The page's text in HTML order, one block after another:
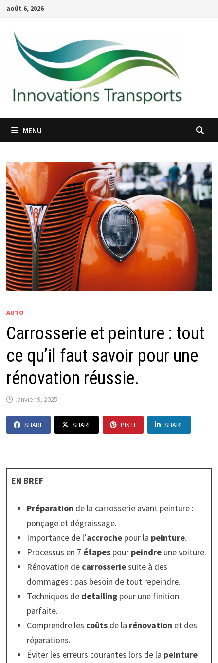
Passer
contenu
août 6, 2026
MENU
AUTO
Carrosserie et peinture : tout
ce qu’il faut savoir pour une
rénovation réussie.
janvier 9, 2025
SHARE SHARE PIN IT SHARE
EN BREF
Préparation de la carrosserie avant peinture :
ponçage et dégraissage.
Importance de l’accrochepour la peinture.
Processus en 7 étapespour peindreune voiture.
Rénovation de carrosseriesuite à des
dommages : pas besoin de tout repeindre.
Techniques de detailingpour une finition
parfaite.
Comprendre les coûtsde la rénovation et des
réparations.
Éviter les erreurs courantes lors de la peinture